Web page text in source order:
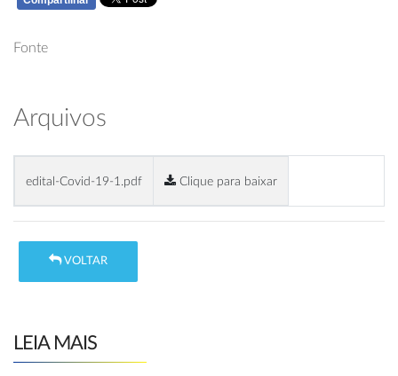
Fonte
Arquivos
edital-Covid-19-1.pdf Clique para baixar
VOLTAR
LEIA MAIS